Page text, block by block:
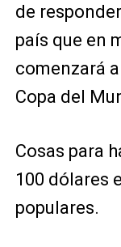
de
país que en
comenzará
Copa del
Cosas para
100 dólares
populares.